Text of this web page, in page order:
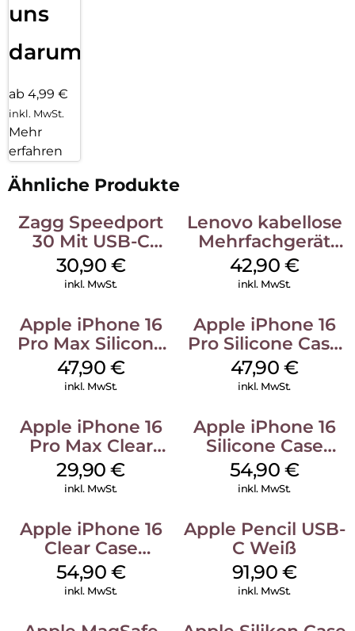
uns
darum!
ab 4,99 €
inkl. MwSt.
Mehr
erfahren
Ähnliche Produkte
Zagg Speedport
30 Mit USB-C
Kabel Weiß
30,90 €
inkl. MwSt.
Lenovo kabellose
Mehrfachgerät
Luna Grey
42,90 €
inkl. MwSt.
Apple iPhone 16
Pro Max Silicone
Case MagSafe
Black
47,90 €
inkl. MwSt.
Apple iPhone 16
Pro Silicone Case
MagSafe Denim
47,90 €
inkl. MwSt.
Apple iPhone 16
Pro Max Clear
Case MagSafe
Transparent
29,90€
inkl. MwSt.
Apple iPhone 16
Silicone Case
MagSafe Black
54,90 €
inkl. MwSt.
Apple iPhone 16
Clear Case
MagSafe
Transparent
54,90 €
inkl. MwSt.
Apple Pencil USB-
C Weiß
91,90 €
inkl. MwSt.